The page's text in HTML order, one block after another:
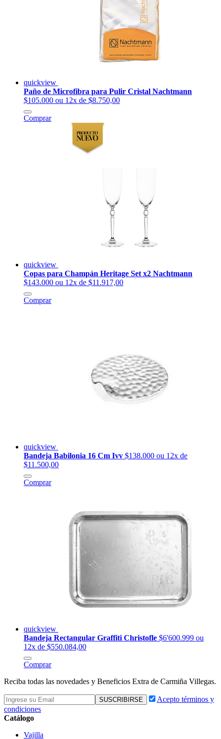
quickview
Paño de Microfibra para Pulir Cristal Nachtmann
$105.000 ou 12x de $8.750,00
Comprar
quickview
Copas para Champán Heritage Set x2 Nachtmann
$143.000 ou 12x de $11.917,00
Comprar
quickview
Bandeja Babilonia 16 Cm Ivv $138.000 ou 12x de
$11.500,00
Comprar
quickview
Bandeja Rectangular Graffiti Christofle $6'600.999 ou
12x de $550.084,00
Comprar
Reciba todas las novedades y Beneficios Extra de Carmiña Villegas.
Acepto términos y
condiciones
Catálogo
Vajilla